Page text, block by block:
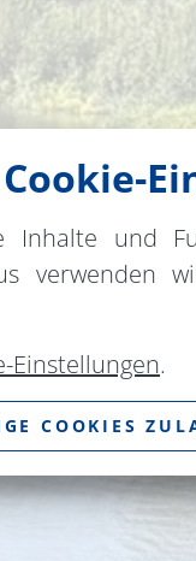
Inhalte und
verwenden
Einstellungen.
COOKIES